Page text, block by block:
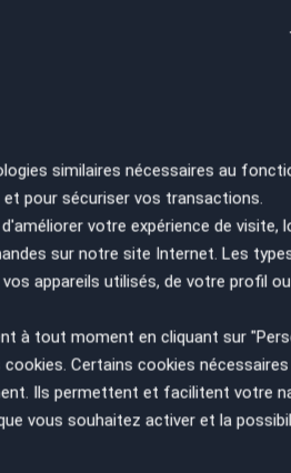
GT 130cv Full Option
2022
40900
Bordeaux Mérignac - 33185
1.5 BLUEHDI / 130 CH /
2023
100000
similaires nécessaires au
pour sécuriser vos transactions.
votre expérience de visite,
sur notre site Internet. Les
appareils utilisés, de votre profil
à tout moment en cliquant sur
cookies. Certains cookies
Ils permettent et facilitent votre
vous souhaitez activer et la